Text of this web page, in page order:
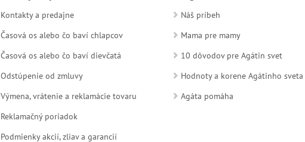
Kontakty a predajne
Časová os alebo čo baví chlapcov
Časová os alebo čo baví dievčatá
Odstúpenie od zmluvy
Výmena, vrátenie a reklamácie tovaru
Reklamačný poriadok
Podmienky akcií, zliav a garancií
Náš príbeh
Mama pre mamy
10 dôvodov pre Agátin svet
Hodnoty a korene Agátinho sveta
Agáta pomáha